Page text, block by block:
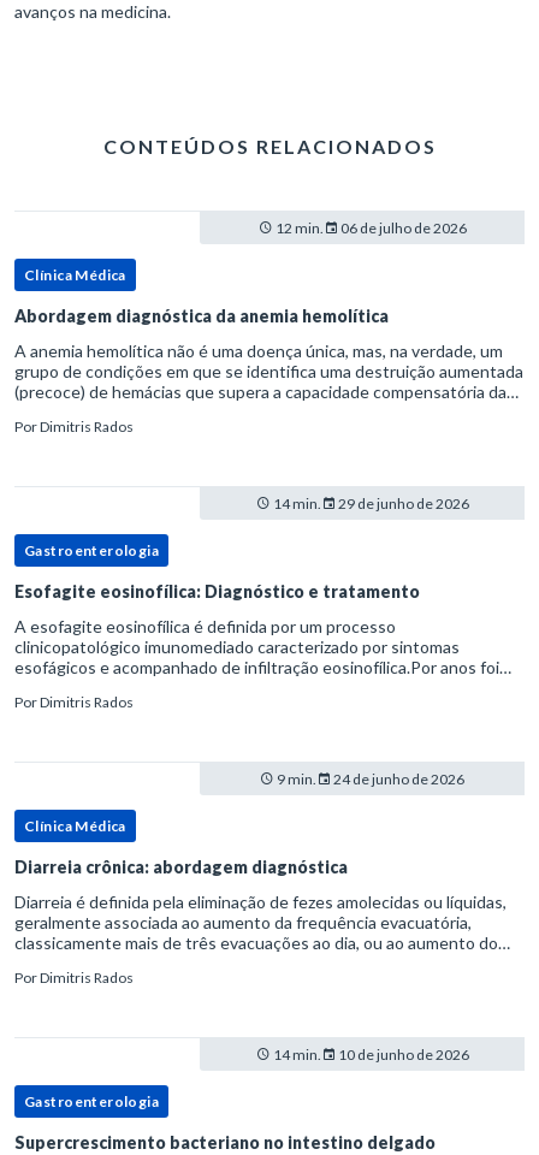
avanços na medicina.
CONTEÚDOS RELACIONADOS
12 min. 06 de julho de 2026
Clínica Médica
Abordagem diagnóstica da anemia hemolítica
A anemia hemolítica não é uma doença única, mas, na verdade, um
grupo de condições em que se identifica uma destruição aumentada
(precoce) de hemácias que supera a capacidade compensatória da
PorDimitris Rados
14 min. 29 de junho de 2026
Gastroenterologia
Esofagite eosinofílica: Diagnóstico e tratamento
A esofagite eosinofílica é definida por um processo
clinicopatológico imunomediado caracterizado por sintomas
esofágicos e acompanhado de infiltração eosinofílica.Por anos foi
refluxo gastr
PorDimitris Rados
9 min. 24 de junho de 2026
Clínica Médica
Diarreia crônica: abordagem diagnóstica
Diarreia é definida pela eliminação de fezes amolecidas ou líquidas,
geralmente associada ao aumento da frequência evacuatória,
classicamente mais de três evacuações ao dia, ou ao aumento do
PorDimitris Rados
14 min. 10 de junho de 2026
Gastroenterologia
Supercrescimento bacteriano no intestino delgado